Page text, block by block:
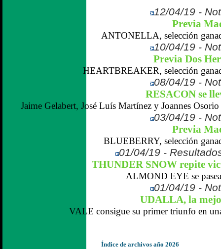
12/04/19 -
Previa
ANTONELLA, selección
10/04/19 -
Previa Dos
HEARTBREAKER, selección
08/04/19 -
RESACON se
Jaime Gelabert, José Luís Martínez y Joannes
03/04/19 -
Previa
BLUEBERRY, selección
01/04/19 -
THUNDER SNOW repite
ALMOND EYE se
01/04/19 -
UDALLA, la
VALE consigue su primer triunfo en
Índice de archivos año 2026